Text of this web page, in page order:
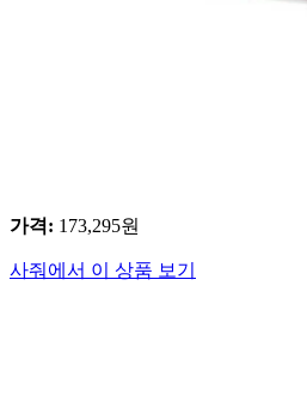
가격: 173,295원
사줘에서 이 상품 보기